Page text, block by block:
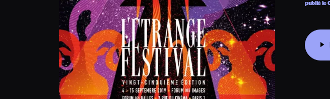
publié le